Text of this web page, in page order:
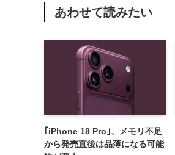
あわせて読みたい
｢iPhone 18 Pro｣、メモリ不足
から発売直後は品薄になる可能